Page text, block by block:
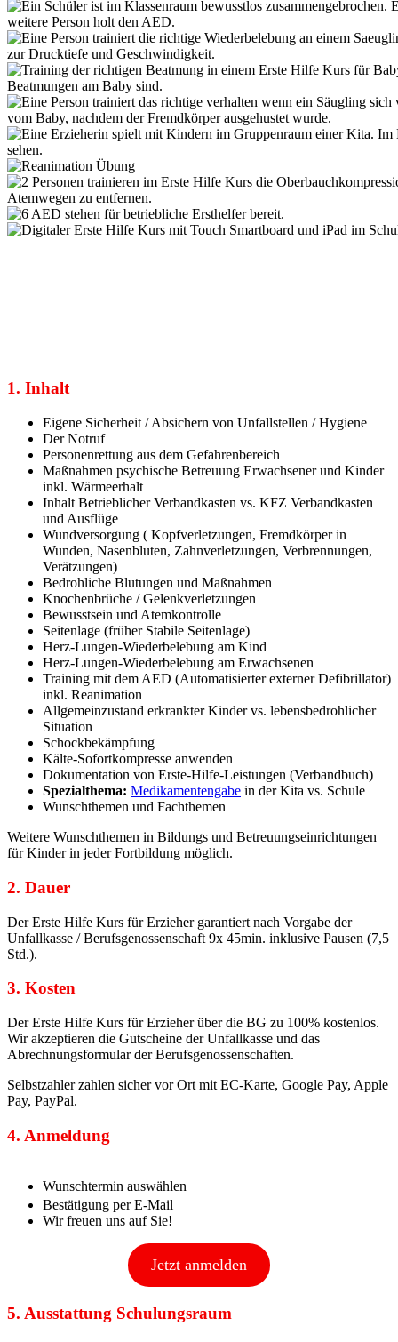
1. Inhalt
Eigene Sicherheit / Absichern von Unfallstellen / Hygiene
Der Notruf
Personenrettung aus dem Gefahrenbereich
Maßnahmen psychische Betreuung Erwachsener und Kinder
inkl. Wärmeerhalt
Inhalt Betrieblicher Verbandkasten vs. KFZ Verbandkasten
und Ausflüge
Wundversorgung ( Kopfverletzungen, Fremdkörper in
Wunden, Nasenbluten, Zahnverletzungen, Verbrennungen,
Verätzungen)
Bedrohliche Blutungen und Maßnahmen
Knochenbrüche / Gelenkverletzungen
Bewusstsein und Atemkontrolle
Seitenlage (früher Stabile Seitenlage)
Herz-Lungen-Wiederbelebung am Kind
Herz-Lungen-Wiederbelebung am Erwachsenen
Training mit dem AED (Automatisierter externer Defibrillator)
inkl. Reanimation
Allgemeinzustand erkrankter Kinder vs. lebensbedrohlicher
Situation
Schockbekämpfung
Kälte-Sofortkompresse anwenden
Dokumentation von Erste-Hilfe-Leistungen (Verbandbuch)
Spezialthema: Medikamentengabe in der Kita vs. Schule
Wunschthemen und Fachthemen
Weitere Wunschthemen in Bildungs und Betreuungseinrichtungen
für Kinder in jeder Fortbildung möglich.
2. Dauer
Der Erste Hilfe Kurs für Erzieher garantiert nach Vorgabe der
Unfallkasse / Berufsgenossenschaft 9x 45min. inklusive Pausen (7,5
Std.).
3. Kosten
Der Erste Hilfe Kurs für Erzieher über die BG zu 100% kostenlos.
Wir akzeptieren die Gutscheine der Unfallkasse und das
Abrechnungsformular der Berufsgenossenschaften.
Selbstzahler zahlen sicher vor Ort mit EC-Karte, Google Pay, Apple
Pay, PayPal.
4. Anmeldung
Wunschtermin auswählen
Bestätigung per E-Mail
Wir freuen uns auf Sie!
Jetzt anmelden
5. Ausstattung Schulungsraum